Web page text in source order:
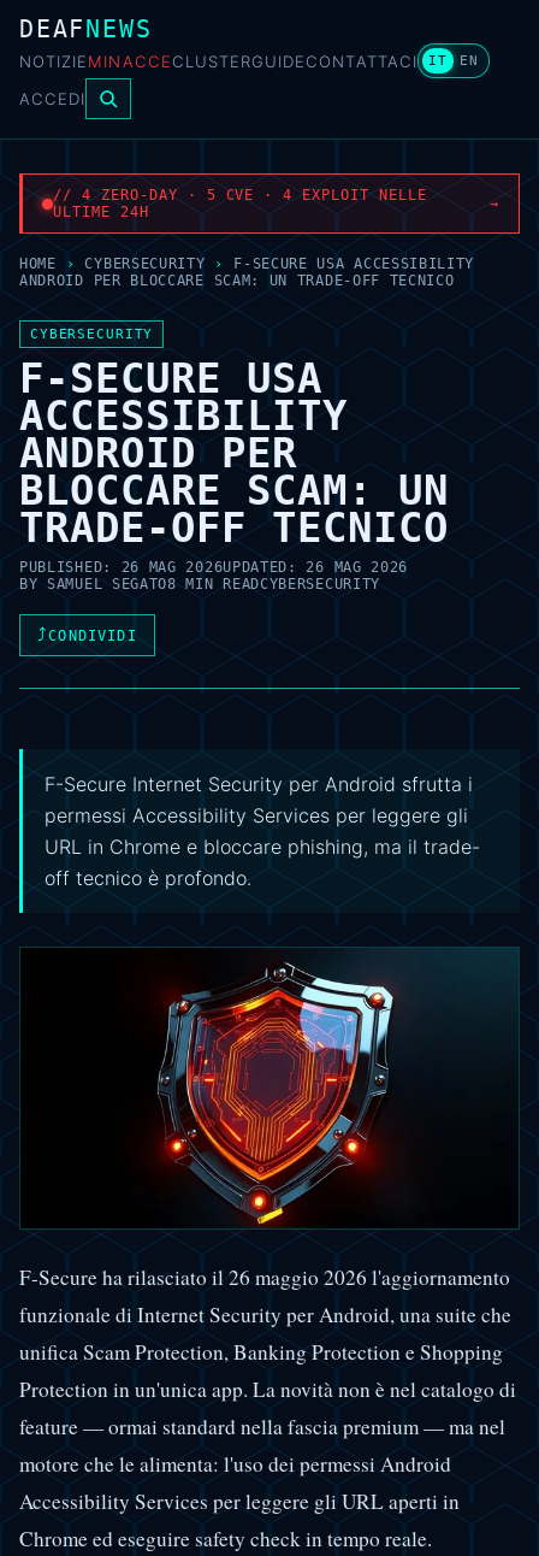
DEAFNEWS
NOTIZIEMINACCECLUSTERGUIDECONTATTACI IT EN
ACCEDI
// 4 ZERO-DAY · 5 CVE · 4 EXPLOIT NELLE
ULTIME 24H
→
HOME › CYBERSECURITY ›
F-SECURE USA ACCESSIBILITY
ANDROID PER BLOCCARE SCAM: UN TRADE-OFF TECNICO
CYBERSECURITY
F-SECURE USA
ACCESSIBILITY
ANDROID PER
BLOCCARE SCAM: UN
TRADE-OFF TECNICO
PUBLISHED: 26 MAG 2026UPDATED: 26 MAG 2026
BYSAMUEL SEGATO8 MIN READCYBERSECURITY
⤴CONDIVIDI
F-Secure Internet Security per Android sfrutta i
permessi Accessibility Services per leggere gli
URL in Chrome e bloccare phishing, ma il trade-
off tecnico è profondo.
F-Secure ha rilasciato il 26 maggio 2026 l'aggiornamento
funzionale di Internet Security per Android, una suite che
unifica Scam Protection, Banking Protection e Shopping
Protection in un'unica app. La novità non è nel catalogo di
feature — ormai standard nella fascia premium — ma nel
motore che le alimenta: l'uso dei permessi Android
Accessibility Services per leggere gli URL aperti in
Chrome ed eseguire safety check in tempo reale.